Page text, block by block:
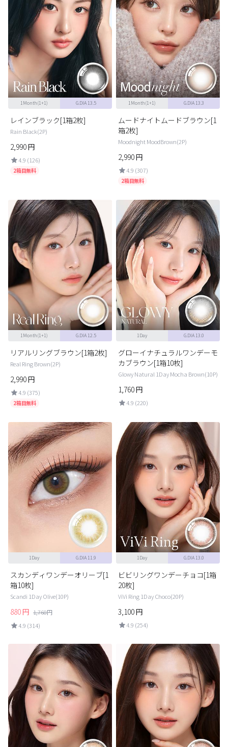
1Month(1+1) G.DIA 13.5
レインブラック[1箱2枚]
Rain Black(2P)
2,990円
4.9 (126)
2箱目無料
1Month(1+1) G.DIA 13.3
ムードナイトムードブラウン[1
箱2枚]
Moodnight MoodBrown(2P)
2,990円
4.9 (307)
2箱目無料
1Month(1+1) G.DIA 12.5
リアルリングブラウン[1箱2枚]
Real Ring Brown(2P)
2,990円
4.9 (375)
2箱目無料
1Day G.DIA 13.0
グローイナチュラルワンデーモ
カブラウン[1箱10枚]
Glowy Natural 1Day Mocha Brown(10P)
1,760円
4.9 (220)
1Day G.DIA 11.9
スカンディワンデーオリーブ[1
箱10枚]
Scandi 1Day Olive(10P)
880 円 1,760円
4.9 (314)
1Day G.DIA 13.0
ビビリングワンデーチョコ[1箱
20枚]
ViVi Ring 1Day Choco(20P)
3,100円
4.9 (254)